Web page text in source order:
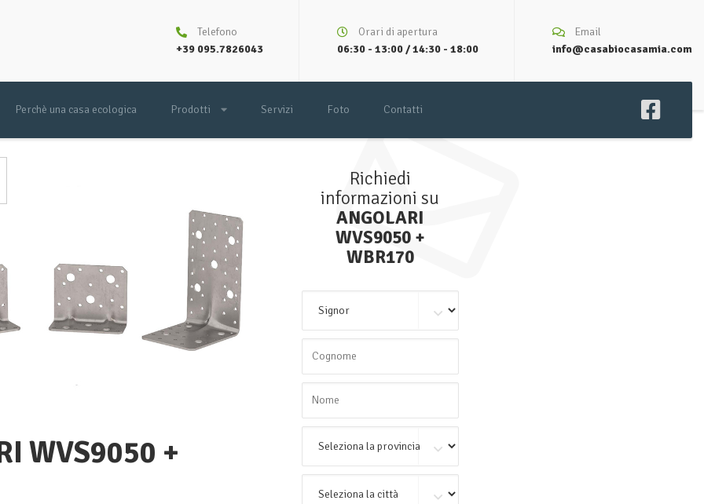
Telefono
+39 095.7826043
Orari di apertura
06:30 - 13:00 / 14:30 - 18:00
Email
info@casabiocasamia.com
Perchè una casa ecologica Prodotti Servizi Foto Contatti
WVS9050 +
Richiedi
informazioni su
ANGOLARI
WVS9050 +
WBR170